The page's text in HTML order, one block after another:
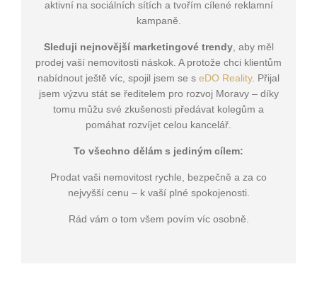
aktivní na sociálních sítích a tvořím cílené reklamní
kampaně.
Sleduji nejnovější marketingové trendy, aby měl
prodej vaší nemovitosti náskok. A protože chci klientům
nabídnout ještě víc, spojil jsem se s eDO Reality. Přijal
jsem výzvu stát se ředitelem pro rozvoj Moravy – díky
tomu můžu své zkušenosti předávat kolegům a
pomáhat rozvíjet celou kancelář.
To všechno dělám s jediným cílem:
Prodat vaši nemovitost rychle, bezpečně a za co
nejvyšší cenu – k vaší plné spokojenosti.
Rád vám o tom všem povím víc osobně.